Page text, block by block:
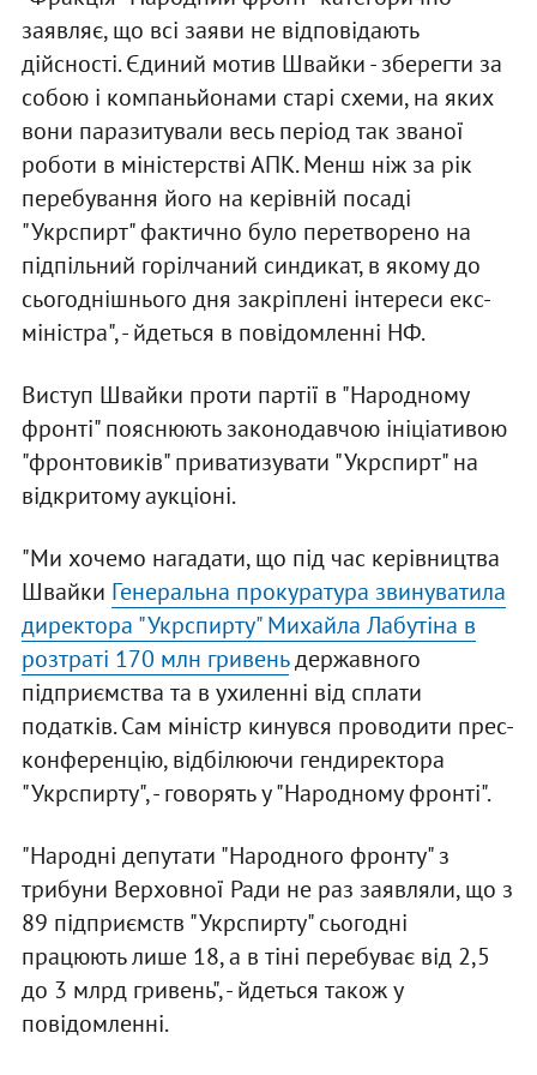
заявляє, що всі заяви не відповідають
дійсності. Єдиний мотив Швайки - зберегти за
собою і компаньйонами старі схеми, на яких
вони паразитували весь період так званої
роботи в міністерстві АПК. Менш ніж за рік
перебування його на керівній посаді
"Укрспирт" фактично було перетворено на
підпільний горілчаний синдикат, в якому до
сьогоднішнього дня закріплені інтереси екс-
міністра", - йдеться в повідомленні НФ.
Виступ Швайки проти партії в "Народному
фронті" пояснюють законодавчою ініціативою
"фронтовиків" приватизувати "Укрспирт" на
відкритому аукціоні.
"Ми хочемо нагадати, що під час керівництва
Швайки Генеральна прокуратура звинуватила
директора "Укрспирту" Михайла Лабутіна в
розтраті 170 млн гривеньдержавного
підприємства та в ухиленні від сплати
податків. Сам міністр кинувся проводити прес-
конференцію, відбілюючи гендиректора
"Укрспирту", - говорять у "Народному фронті".
"Народні депутати "Народного фронту" з
трибуни Верховної Ради не раз заявляли, що з
89 підприємств "Укрспирту" сьогодні
працюють лише 18, а в тіні перебуває від 2,5
до 3 млрд гривень", - йдеться також у
повідомленні.